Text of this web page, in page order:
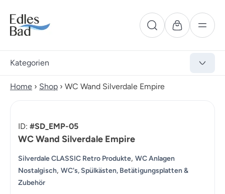
Kategorien
Home › Shop › WC Wand Silverdale Empire
ID: #SD_EMP-05
WC Wand Silverdale Empire
Silverdale CLASSIC Retro Produkte, WC Anlagen
Nostalgisch, WC's, Spülkästen, Betätigungsplatten &
Zubehör